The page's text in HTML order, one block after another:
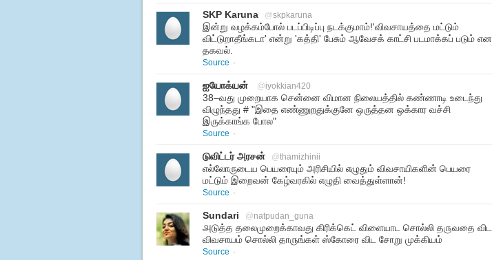
SKP Karuna @skpkaruna
இன்று வழக்கம்போல் படப்பிடிப்பு நடக்குமாம்!'விவசாயத்தை மட்டும்
விட்டுறாதீங்கடா' என்று 'கத்தி' பேசும் ஆவேசக் காட்சி படமாக்கப் படும் என
தகவல்.
Source ·
ஐயோக்யன் @iyokkian420
38–வது முறையாக சென்னை விமான நிலையத்தில் கண்ணாடி உடைந்து
விழுந்தது # "இதை எண்ணுறதுக்குனே ஒருத்தன ஒக்கார வச்சி
இருக்காங்க போல"
Source ·
டுவிட்டர் அரசன் @thamizhinii
எல்லோருடைய பெயரையும் அரிசியில் எழுதும் விவசாயிகளின் பெயரை
மட்டும் இறைவன் கேழ்வரகில் எழுதி வைத்துள்ளான்!
Source ·
Sundari @natpudan_guna
௮டுத்த தலைமுறைக்காவது கிரிக்கெட் விளையாட சொல்லி த௫வதை விட
விவசாயம் சொல்லி தா௫ங்கள் ஸ்கோரை விட சோறு முக்கியம்
Source ·